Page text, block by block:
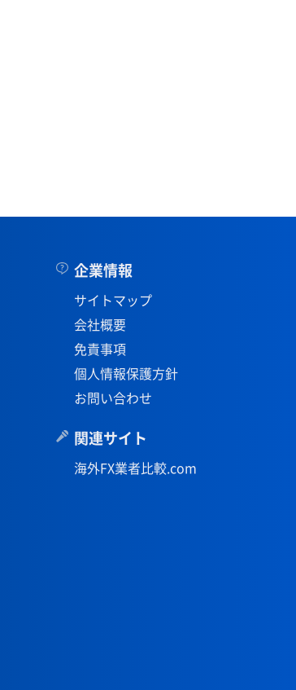
企業情報
サイトマップ
会社概要
免責事項
個人情報保護方針
お問い合わせ
関連サイト
海外FX業者比較.com